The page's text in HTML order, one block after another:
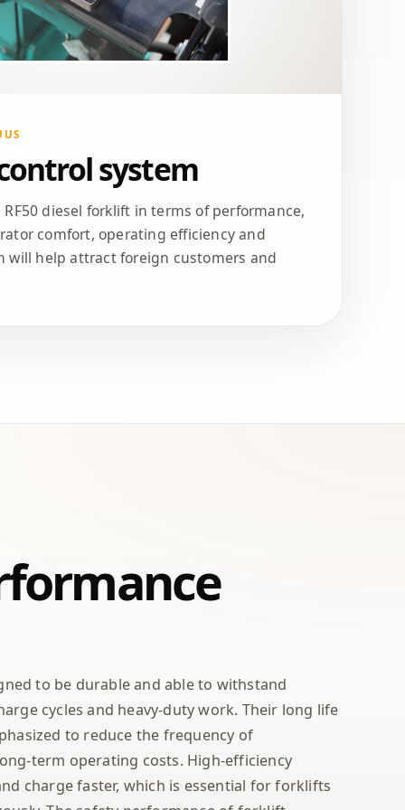
system
diesel forklift in terms of performance,
comfort, operating efficiency and
will help attract foreign customers and
to be durable and able to withstand
cycles and heavy-duty work. Their long life
to reduce the frequency of
term operating costs. High-efficiency
charge faster, which is essential for forklifts